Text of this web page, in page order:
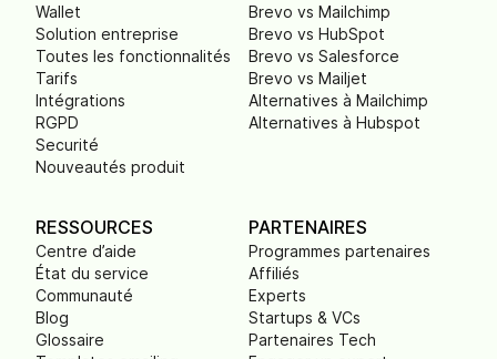
Wallet
Solution entreprise
Toutes les fonctionnalités
Tarifs
Intégrations
RGPD
Securité
Nouveautés produit
Brevo vs Mailchimp
Brevo vs HubSpot
Brevo vs Salesforce
Brevo vs Mailjet
Alternatives à Mailchimp
Alternatives à Hubspot
RESSOURCES
Centre d’aide
État du service
Communauté
Blog
Glossaire
PARTENAIRES
Programmes partenaires
Affiliés
Experts
Startups & VCs
Partenaires Tech